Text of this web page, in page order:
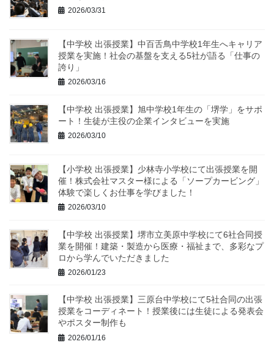
2026/03/31
【中学校 出張授業】中百舌鳥中学校1年生へキャリア
授業を実施！社会の基盤を支える5社が語る「仕事の
誇り」
2026/03/16
【中学校 出張授業】旭中学校1年生の「堺学」をサポ
ート！生徒が主役の企業インタビューを実施
2026/03/10
【小学校 出張授業】少林寺小学校にて出張授業を開
催！株式会社マスター様による「ソープカービング」
体験で楽しくお仕事を学びました！
2026/03/10
【中学校 出張授業】堺市立美原中学校にて6社合同授
業を開催！建築・製造から医療・福祉まで、多彩なプ
ロから学んでいただきました
2026/01/23
【中学校 出張授業】三原台中学校にて5社合同の出張
授業をコーディネート！授業後には生徒による発表会
やポスター制作も
2026/01/16